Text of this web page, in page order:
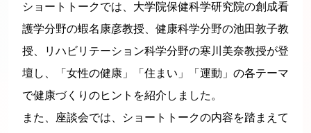
ショートトークでは、大学院保健科学研究院の創成看
護学分野の蝦名康彦教授、健康科学分野の池田敦子教
授、リハビリテーション科学分野の寒川美奈教授が登
壇し、「女性の健康」「住まい」「運動」の各テーマ
で健康づくりのヒントを紹介しました。
また、座談会では、ショートトークの内容を踏まえて